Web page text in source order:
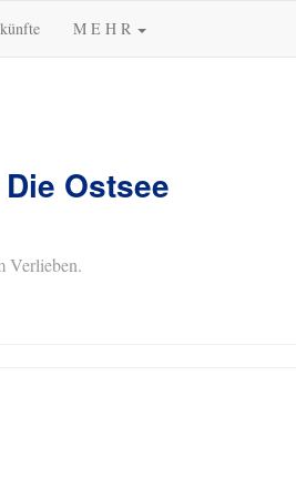
M E H R
Ostsee
Verlieben.